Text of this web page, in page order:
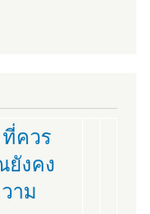
ที่ควร
ยังคง
าม